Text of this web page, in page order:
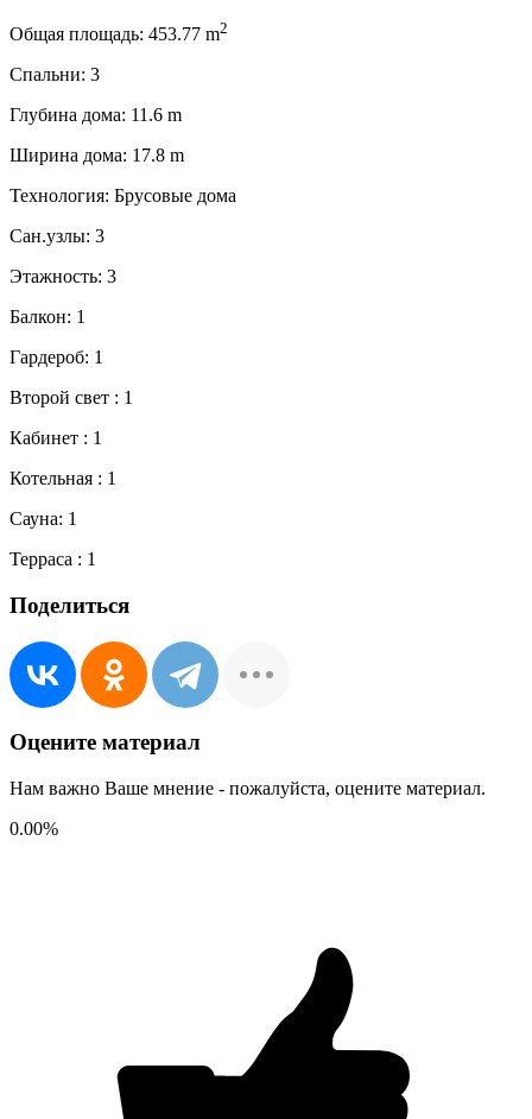
Общая площадь: 453.77 m2
Спальни: 3
Глубина дома: 11.6 m
Ширина дома: 17.8 m
Технология: Брусовые дома
Сан.узлы: 3
Этажность: 3
Балкон: 1
Гардероб: 1
Второй свет : 1
Кабинет : 1
Котельная : 1
Сауна: 1
Терраса : 1
Поделиться
Оцените материал
Нам важно Ваше мнение - пожалуйста, оцените материал.
0.00%